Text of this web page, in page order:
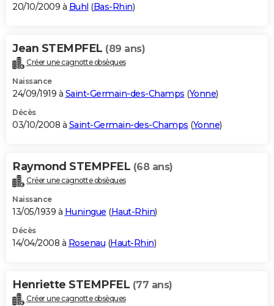
20/10/2009 à Buhl (Bas-Rhin)
Jean STEMPFEL (89 ans)
Créer une cagnotte obsèques
Naissance
24/09/1919 à Saint-Germain-des-Champs (Yonne)
Décès
03/10/2008 à Saint-Germain-des-Champs (Yonne)
Raymond STEMPFEL (68 ans)
Créer une cagnotte obsèques
Naissance
13/05/1939 à Huningue (Haut-Rhin)
Décès
14/04/2008 à Rosenau (Haut-Rhin)
Henriette STEMPFEL (77 ans)
Créer une cagnotte obsèques